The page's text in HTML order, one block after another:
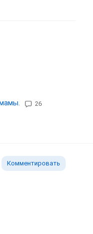
26
Комментировать